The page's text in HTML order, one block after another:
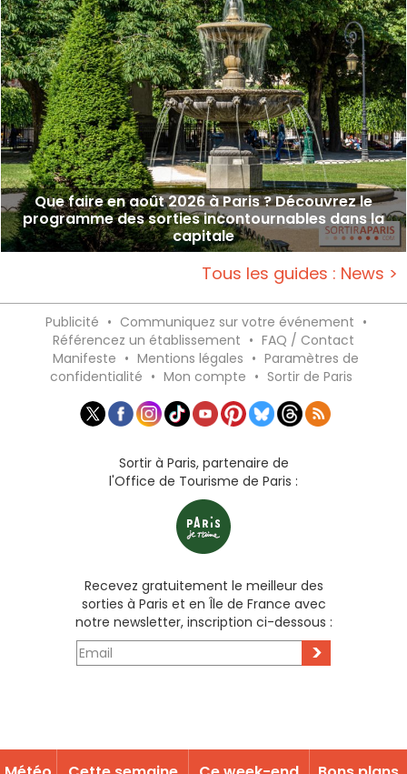
Que faire en août 2026 à Paris ? Découvrez le
programme des sorties incontournables dans la
capitale
Tous les guides : News >
Publicité • Communiquez sur votre événement •
Référencez un établissement • FAQ / Contact
Manifeste • Mentions légales • Paramètres de
confidentialité • Mon compte • Sortir de Paris
Sortir à Paris, partenaire de
l'Office de Tourisme de Paris :
Recevez gratuitement le meilleur des
sorties à Paris et en Île de France avec
notre newsletter, inscription ci-dessous :
>